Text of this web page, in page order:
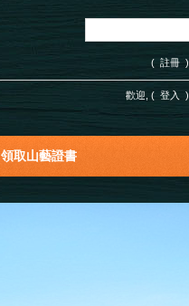
( 註冊 )
歡迎, ( 登入 )
領取山藝證書